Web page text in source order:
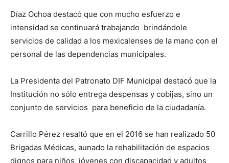
Díaz Ochoa destacó que con mucho esfuerzo e
intensidad se continuará trabajando brindándole
servicios de calidad a los mexicalenses de la mano con el
personal de las dependencias municipales.
La Presidenta del Patronato DIF Municipal destacó que la
Institución no sólo entrega despensas y cobijas, sino un
conjunto de servicios para beneficio de la ciudadanía.
Carrillo Pérez resaltó que en el 2016 se han realizado 50
Brigadas Médicas, aunado la rehabilitación de espacios
dignos para niños, jóvenes con discapacidad y adultos